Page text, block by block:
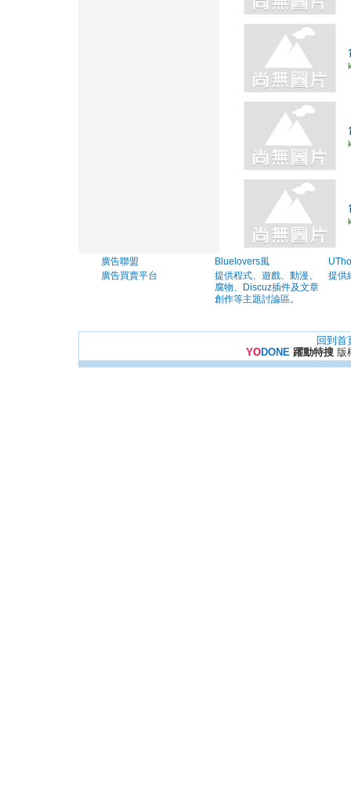
廣告聯盟
廣告買賣平台
Bluelovers風
提供程式、遊戲、動漫、
腐物、Discuz插件及文章
創作等主題討論區。
提供
回到首
YODONE 躍動特搜版